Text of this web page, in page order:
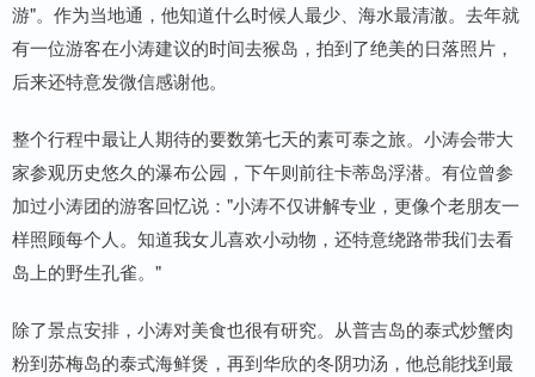
游"。作为当地通，他知道什么时候人最少、海水最清澈。去年就
有一位游客在小涛建议的时间去猴岛，拍到了绝美的日落照片，
后来还特意发微信感谢他。
整个行程中最让人期待的要数第七天的素可泰之旅。小涛会带大
家参观历史悠久的瀑布公园，下午则前往卡蒂岛浮潜。有位曾参
加过小涛团的游客回忆说："小涛不仅讲解专业，更像个老朋友一
样照顾每个人。知道我女儿喜欢小动物，还特意绕路带我们去看
岛上的野生孔雀。"
除了景点安排，小涛对美食也很有研究。从普吉岛的泰式炒蟹肉
粉到苏梅岛的泰式海鲜煲，再到华欣的冬阴功汤，他总能找到最